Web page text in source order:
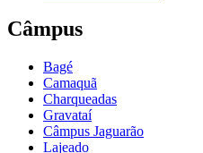
Câmpus
Bagé
Camaquã
Charqueadas
Gravataí
Câmpus Jaguarão
Lajeado